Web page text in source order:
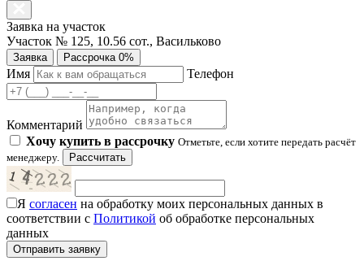
Заявка на участок
Участок № 125, 10.56 сот., Васильково
Заявка Рассрочка 0%
Имя Телефон
Комментарий
Хочу купить в рассрочку Отметьте, если хотите передать расчёт
менеджеру.
Рассчитать
Я согласен на обработку моих персональных данных в
соответствии с Политикой об обработке персональных
данных